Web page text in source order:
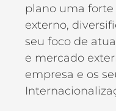
plano uma
externo,
seu foco de
e mercado
empresa e os